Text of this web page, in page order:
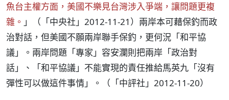
魚台主權方面，美國不樂見台灣涉入爭端，讓問題更複
雜。 」（「中央社」2012-11-21）兩岸本可藉保釣而政
治對話，但美國不願兩岸聯手保釣，更何況「和平協
議」。兩岸問題「專家」容安瀾則把兩岸「政治對
話」、「和平協議」不能實現的責任推給馬英九「沒有
彈性可以做這件事情」。（「中評社」2012-11-20）